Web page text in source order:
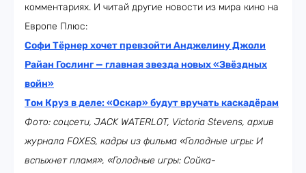
комментариях. И читай другие новости из мира кино на
Европе Плюс:
Софи Тёрнер хочет превзойти Анджелину Джоли
Райан Гослинг — главная звезда новых «Звёздных
войн»
Том Круз в деле: «Оскар» будут вручать каскадёрам
Фото: соцсети, JACK WATERLOT, Victoria Stevens, архив
журнала FOXES, кадры из фильма «Голодные игры: И
вспыхнет пламя», «Голодные игры: Сойка-